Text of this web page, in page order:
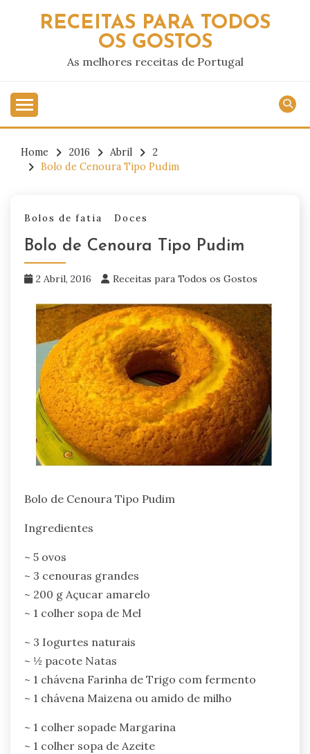
RECEITAS PARA TODOS
OS GOSTOS
As melhores receitas de Portugal
Home 2016 Abril
2
Bolo de Cenoura Tipo Pudim
Bolos de fatia Doces
Bolo de Cenoura Tipo Pudim
2 Abril, 2016 Receitas para Todos os Gostos
Bolo de Cenoura Tipo Pudim
Ingredientes
~ 5 ovos
~ 3 cenouras grandes
~ 200 g Açucar amarelo
~ 1 colher sopa de Mel
~ 3 Iogurtes naturais
~ ½ pacote Natas
~ 1 chávena Farinha de Trigo com fermento
~ 1 chávena Maizena ou amido de milho
~ 1 colher sopade Margarina
~ 1 colher sopa de Azeite